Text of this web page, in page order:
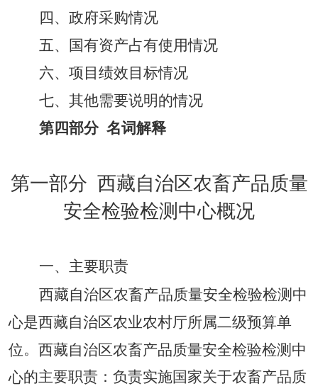
四、政府采购情况
五、国有资产占有使用情况
六、 项目绩效目标情况
七、 其他需要说明的情况
第四部分 名词解释
第一部分 西藏自治区农畜产品质量
安全检验检测中心概况
一、主要职责
西藏自治区农畜产品质量安全检验检测中
心是西藏自治区农业农村厅所属二级预算单
位。 西藏自治区农畜产品质量安全检验检测中
心的主要职责： 负责实施国家关于农畜产品质